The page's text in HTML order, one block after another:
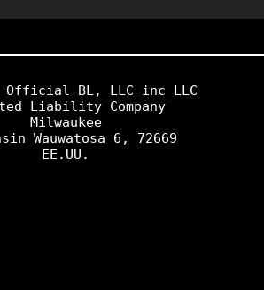
Official BL, LLC inc LLC
Liability Company
Milwaukee
Wauwatosa 6, 72669
EE.UU.